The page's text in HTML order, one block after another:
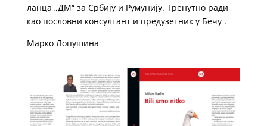
ланца „ДМ“ за Србију и Румунију. Тренутно ради
као пословни консултант и предузетник у Бечу .
Марко Лопушина